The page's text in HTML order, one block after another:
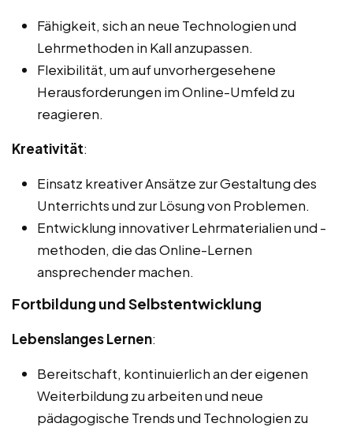
Fähigkeit, sich an neue Technologien und
Lehrmethoden in Kall anzupassen.
Flexibilität, um auf unvorhergesehene
Herausforderungen im Online-Umfeld zu
reagieren.
Kreativität:
Einsatz kreativer Ansätze zur Gestaltung des
Unterrichts und zur Lösung von Problemen.
Entwicklung innovativer Lehrmaterialien und -
methoden, die das Online-Lernen
ansprechender machen.
Fortbildung und Selbstentwicklung
Lebenslanges Lernen:
Bereitschaft, kontinuierlich an der eigenen
Weiterbildung zu arbeiten und neue
pädagogische Trends und Technologien zu